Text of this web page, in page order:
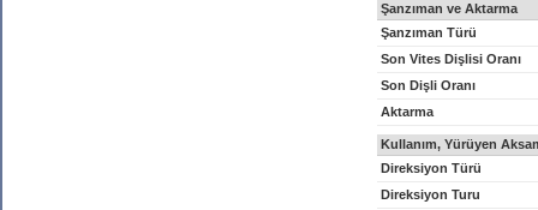
Şanzıman ve Aktarma
Şanzıman Türü
Son Vites Dişlisi Oranı
Son Dişli Oranı
Aktarma
Kullanım, Yürüyen
Direksiyon Türü
Direksiyon Turu